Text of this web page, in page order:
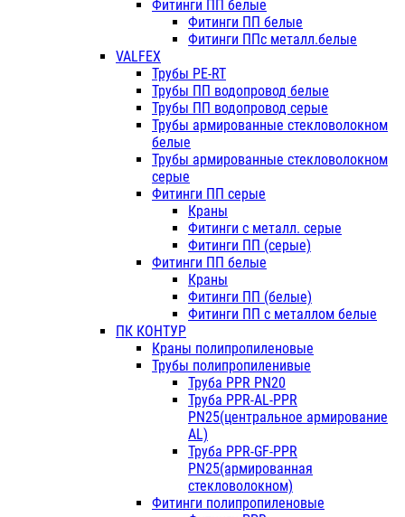
Фитинги ПП белые
Фитинги ПП белые
Фитинги ППс металл.белые
VALFEX
Трубы PE-RT
Трубы ПП водопровод белые
Трубы ПП водопровод серые
Трубы армированные стекловолокном
белые
Трубы армированные стекловолокном
серые
Фитинги ПП серые
Краны
Фитинги с металл. серые
Фитинги ПП (серые)
Фитинги ПП белые
Краны
Фитинги ПП (белые)
Фитинги ПП с металлом белые
ПК КОНТУР
Краны полипропиленовые
Трубы полипропиленивые
Труба PPR PN20
Труба PPR-AL-PPR
PN25(центральное армирование
AL)
Труба PPR-GF-PPR
PN25(армированная
стекловолокном)
Фитинги полипропиленовые